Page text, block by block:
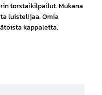
torstaikilpailut. Mukana
luistelijaa. Omia
kappaletta.